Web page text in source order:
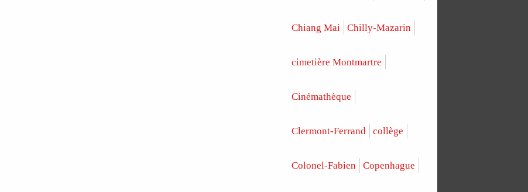
Chiang Mai Chilly-Mazarin
cimetière Montmartre
Cinémathèque
Clermont-Ferrand collège
Colonel-Fabien Copenhague